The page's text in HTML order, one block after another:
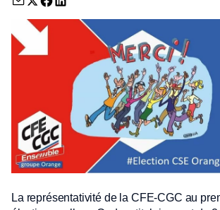
Envoyer par email (nouvelle fenêtre)
Partager sur Twitter (nouvelle fenêtre)
Partager sur Facebook (nouvelle
Partager sur LinkedIn (nouvelle
La représentativité de la CFE-CGC au